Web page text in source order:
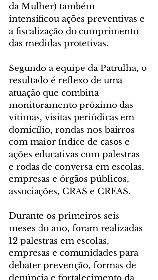
da Mulher) também
intensificou ações preventivas e
a fiscalização do cumprimento
das medidas protetivas.
Segundo a equipe da Patrulha, o
resultado é reflexo de uma
atuação que combina
monitoramento próximo das
vítimas, visitas periódicas em
domicílio, rondas nos bairros
com maior índice de casos e
ações educativas com palestras
e rodas de conversa em escolas,
empresas e órgãos públicos,
associações, CRAS e CREAS.
Durante os primeiros seis
meses do ano, foram realizadas
12 palestras em escolas,
empresas e comunidades para
debater prevenção, formas de
denúncia e fortalecimento da